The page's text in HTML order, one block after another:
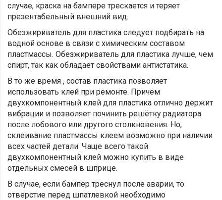
случае, краска на бампере трескается и теряет
презентабельный внешний вид.
Обезжириватель для пластика следует подбирать на
водной основе в связи с химическим составом
пластмассы. Обезжириватель для пластика лучше, чем
спирт, так как обладает свойствами антистатика.
В то же время , состав пластика позволяет
использовать клей при ремонте. Причём
двухкомпонентный клей для пластика отлично держит
вибрации и позволяет починить решётку радиатора
после лобового или другого столкновения. Но,
склеивание пластмассы клеем возможно при наличии
всех частей детали. Чаще всего такой
двухкомпонентный клей можно купить в виде
отдельных смесей в шприце.
В случае, если бампер треснул после аварии, то
отверстие перед шпатлевкой необходимо